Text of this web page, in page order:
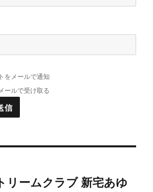
をメールで通知
ールで受け取る
リームクラブ 新宅あゆ